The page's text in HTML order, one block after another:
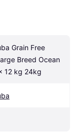
Grain Free
Breed Ocean
12 kg 24kg